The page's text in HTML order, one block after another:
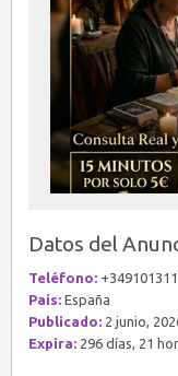
Datos del
Teléfono:
País: España
Publicado: 2 junio,
Expira: 296 días, 21